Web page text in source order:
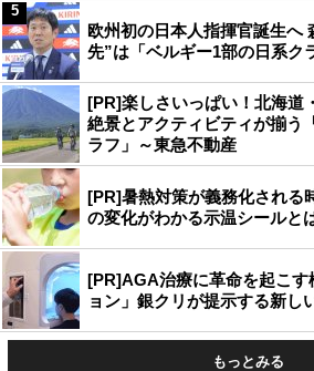
欧州初の日本人指揮官誕生へ
先”は「ベルギー1部の日系ク
5
[PR]楽しさいっぱい！北海道
絶景とアクティビティが揃う
ラフ」～東急不動産
[PR]暑熱対策が義務化される
の変化がわかる示温シールと
[PR]AGA治療に革命を起こす
ョン」銀クリが提示する新し
もっとみる